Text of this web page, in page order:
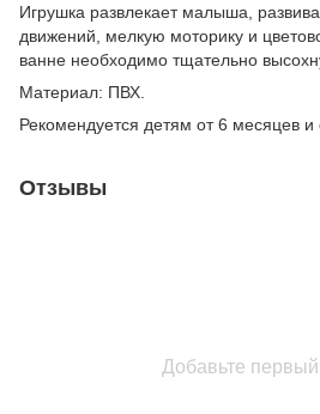
Игрушка развлекает малыша,
движений, мелкую моторику и
ванне необходимо тщательно
Материал: ПВХ.
Рекомендуется детям от 6 месяцев и
Отзывы
Добавьте